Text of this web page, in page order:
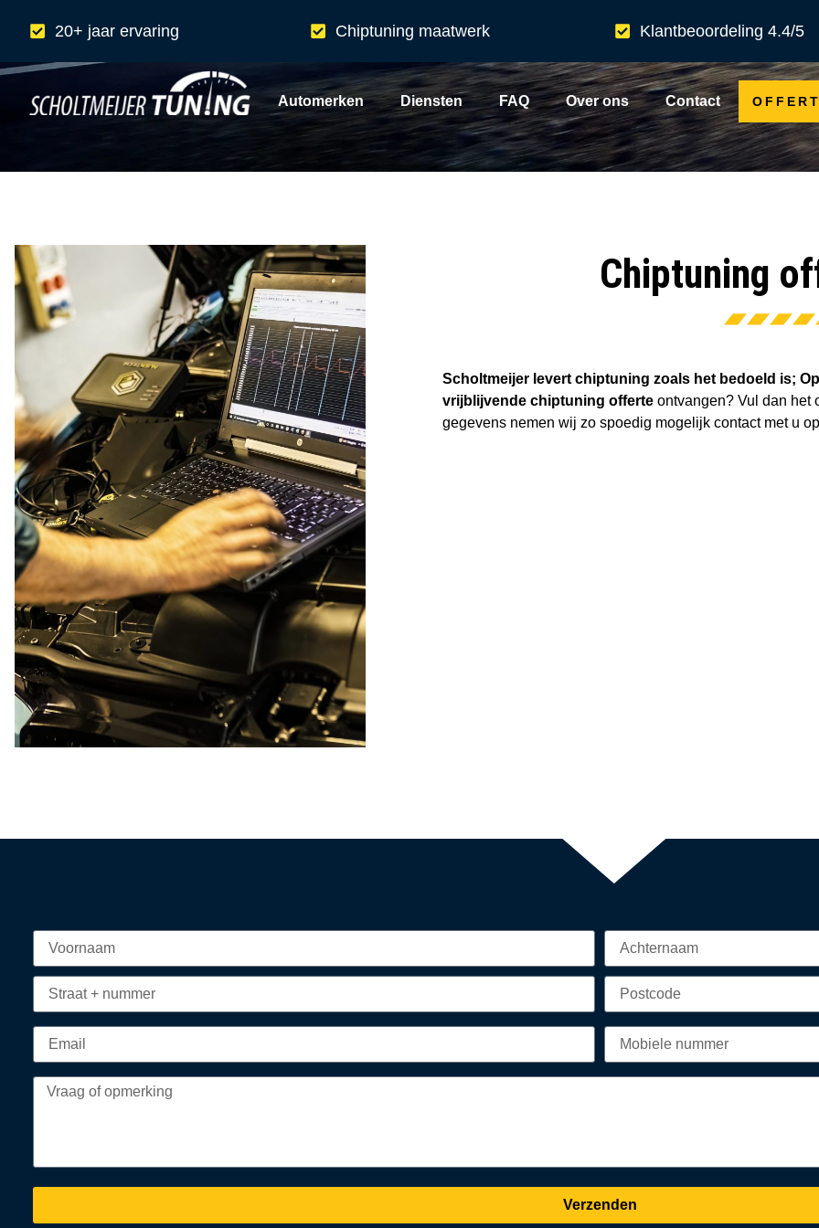
20+ jaar ervaring Chiptuning maatwerk Klantbeoordeling 4.4/5
Automerken Diensten FAQ Over ons Contact
Chiptuning
Scholtmeijer levert chiptuning zoals het bedoeld is;
vrijblijvende chiptuning offerte ontvangen? Vul dan het
gegevens nemen wij zo spoedig mogelijk contact met u
Verzenden